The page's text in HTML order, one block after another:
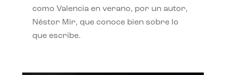
como Valencia en verano, por un autor,
Néstor Mir, que conoce bien sobre lo
que escribe.